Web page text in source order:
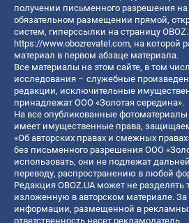
получении письменного разрешения
обязательном размещении прямой,
систем, гиперссылки на страницу
https://www.obozrevatel.com, на которой
материал в первом абзаце материала.
Все материалы на этом сайте, в том
исследования – служебные
редакции, исключительные
принадлежат ООО «Золотая середина».
На все опубликованные
имеет имущественные права,
«Об авторских правах и смежных
без письменного разрешения ООО
использовать, они не подлежат
переводу, распространению в любой
Редакция OBOZ.UA может не разделять
изложенную в авторском материале. За
информации, размещенной в
ответственность несет рекламодатель.